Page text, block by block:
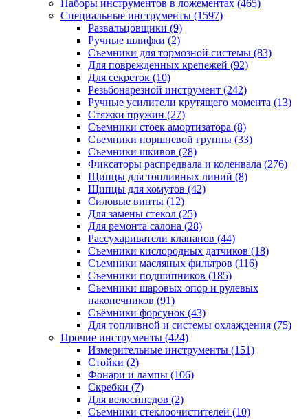
Наборы инструментов в ложементах (465)
Специальные инструменты (1597)
Развальцовщики (9)
Ручные шлифки (2)
Съемники для тормозной системы (83)
Для поврежденных крепежей (92)
Для секреток (10)
Резьбонарезной инструмент (242)
Ручные усилители крутящего момента (13)
Стяжки пружин (27)
Съемники стоек амортизатора (8)
Съемники поршневой группы (33)
Съемники шкивов (28)
Фиксаторы распредвала и коленвала (276)
Щипцы для топливных линий (8)
Щипцы для хомутов (42)
Силовые винты (12)
Для замены стекол (25)
Для ремонта салона (28)
Рассухариватели клапанов (44)
Съемники кислородных датчиков (18)
Съемники масляных фильтров (116)
Съемники подшипников (185)
Съемники шаровых опор и рулевых
наконечников (91)
Съёмники форсунок (43)
Для топливной и системы охлаждения (75)
Прочие инструменты (424)
Измерительные инструменты (151)
Стойки (2)
Фонари и лампы (106)
Скребки (7)
Для велосипедов (2)
Съемники стеклоочистителей (10)